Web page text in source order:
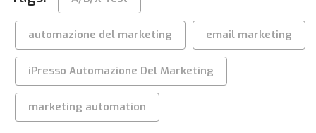
automazione del marketing email marketing
iPresso Automazione Del Marketing
marketing automation